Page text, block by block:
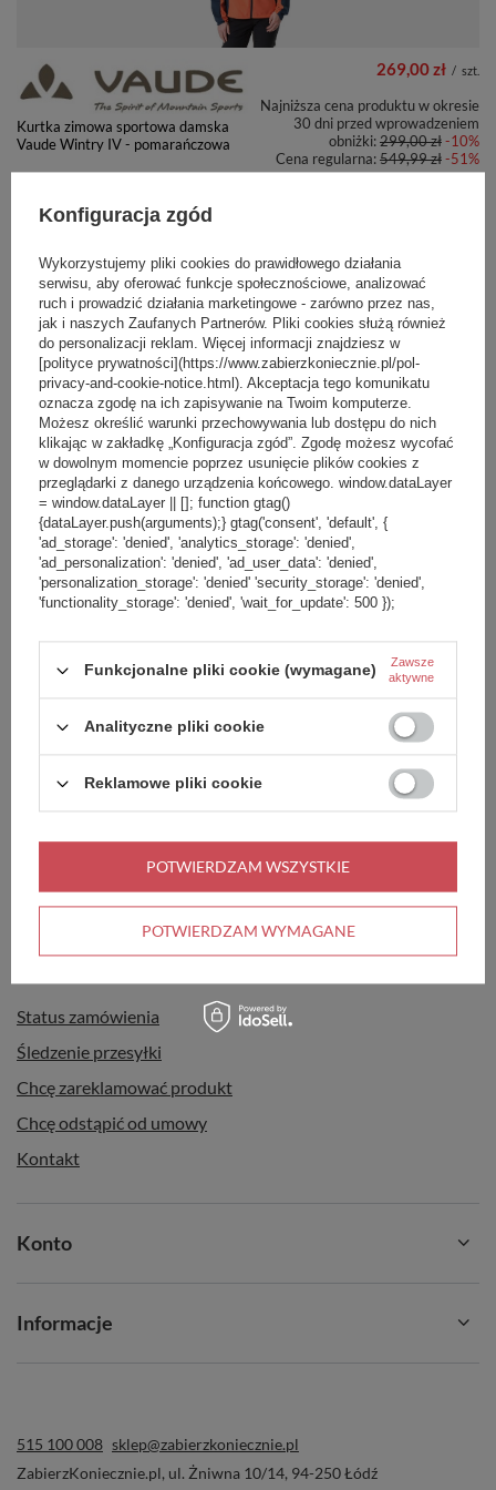
Kurtka zimowa sportowa damska
Vaude Wintry IV - pomarańczowa
269,00 zł / szt.
Najniższa cena produktu w okresie
30 dni przed wprowadzeniem
obniżki:299,00 zł-10%
Cena regularna:549,99 zł-51%
PROMOCJA PRZECENA
Kurtka Softshell damska Vaude
Wintry IV - fioletowa
269,00 zł
Najniższa cena produktu w okresie
30 dni przed wprowadzeniem
obniżki:299,00 zł
Cena regularna:549,99 zł-51%
PROMOCJA PRZECENA
Kurtka Softshell damska Vaude
269,00 zł
30 dni przed wprowadzeniem
299,00 zł
-51%
+ Dodaj do porównania
Zamówienia
Status zamówienia
Śledzenie przesyłki
Chcę zareklamować produkt
Chcę odstąpić od umowy
Kontakt
Konto
Informacje
515 100 008 sklep@zabierzkoniecznie.pl
ZabierzKoniecznie.pl, ul. Żniwna 10/14, 94-250Łódź
Konfiguracja zgód
Wykorzystujemy pliki cookies do prawidłowego działania
serwisu, aby oferować funkcje społecznościowe, analizować
ruch i prowadzić działania marketingowe - zarówno przez nas,
jak i naszych Zaufanych Partnerów. Pliki cookies służą również
do personalizacji reklam. Więcej informacji znajdziesz w
[polityce prywatności](https://www.zabierzkoniecznie.pl/pol-
privacy-and-cookie-notice.html). Akceptacja tego komunikatu
oznacza zgodę na ich zapisywanie na Twoim komputerze.
Możesz określić warunki przechowywania lub dostępu do nich
klikając w zakładkę „Konfiguracja zgód”. Zgodę możesz wycofać
w dowolnym momencie poprzez usunięcie plików cookies z
przeglądarki z danego urządzenia końcowego. window.dataLayer
= window.dataLayer || []; function gtag()
{dataLayer.push(arguments);} gtag('consent', 'default', {
'ad_storage': 'denied', 'analytics_storage': 'denied',
'ad_personalization': 'denied', 'ad_user_data': 'denied',
'personalization_storage': 'denied' 'security_storage': 'denied',
'functionality_storage': 'denied', 'wait_for_update': 500 });
Funkcjonalne pliki cookie (wymagane)
Zawsze
aktywne
Analityczne pliki cookie
Reklamowe pliki cookie
POTWIERDZAM WYMAGANE
POTWIERDZAM WSZYSTKIE